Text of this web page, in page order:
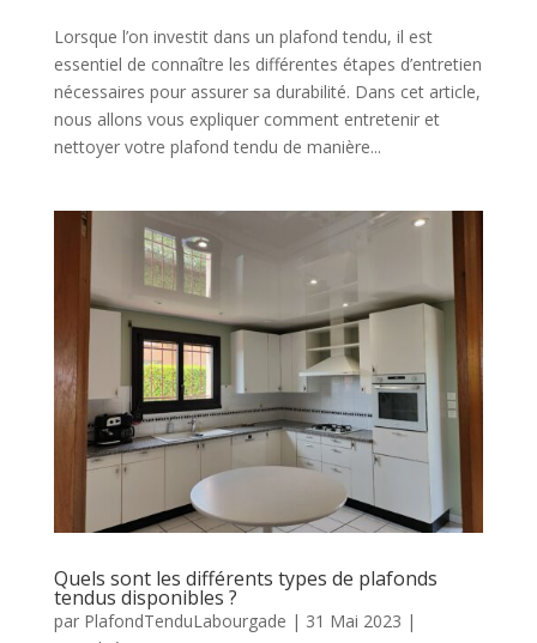
Lorsque l’on investit dans un plafond tendu, il est
essentiel de connaître les différentes étapes d’entretien
nécessaires pour assurer sa durabilité. Dans cet article,
nous allons vous expliquer comment entretenir et
nettoyer votre plafond tendu de manière...
Quels sont les différents types de plafonds
tendus disponibles ?
par PlafondTenduLabourgade | 31 Mai 2023 |